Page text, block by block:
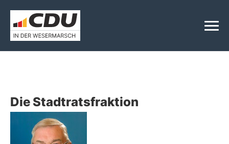
Die Stadtratsfraktion